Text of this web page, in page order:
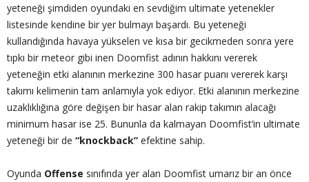
yeteneği şimdiden oyundaki en sevdiğim ultimate yetenekler
listesinde kendine bir yer bulmayı başardı. Bu yeteneği
kullandığında havaya yükselen ve kısa bir gecikmeden sonra yere
tıpkı bir meteor gibi inen Doomfist adının hakkını vererek
yeteneğin etki alanının merkezine 300 hasar puanı vererek karşı
takımı kelimenin tam anlamıyla yok ediyor. Etki alanının merkezine
uzaklıklığına göre değişen bir hasar alan rakip takımın alacağı
minimum hasar ise 25. Bununla da kalmayan Doomfist’in ultimate
yeteneği bir de “knockback” efektine sahip.
Oyunda Offense sınıfında yer alan Doomfist umarız bir an önce